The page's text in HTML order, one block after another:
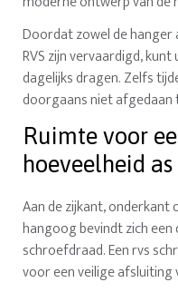
Doordat zowel de hanger
RVS zijn vervaardigd,
dagelijks dragen. Zelfs
doorgaans niet afgedaan
Ruimte voor
hoeveelheid
Aan de zijkant,
hangoog bevindt zich
schroefdraad. Een rvs
voor een veilige